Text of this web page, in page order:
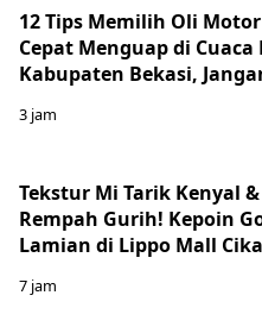
12 Tips Memilih Oli
Cepat Menguap di Cuaca
Kabupaten Bekasi,
3 jam
Tekstur Mi Tarik Kenyal
Rempah Gurih! Kepoin
Lamian di Lippo Mall
7 jam